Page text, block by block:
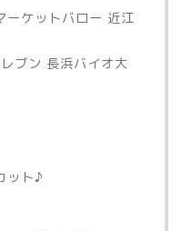
ーケットバロー 近江
ブン 長浜バイオ大
ット♪